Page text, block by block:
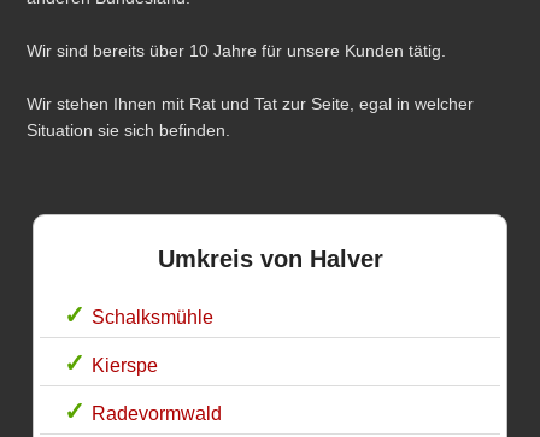
Wir sind bereits über 10 Jahre für unsere Kunden tätig.
Wir stehen Ihnen mit Rat und Tat zur Seite, egal in welcher
Situation sie sich befinden.
Umkreis von Halver
Schalksmühle
Kierspe
Radevormwald